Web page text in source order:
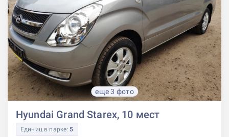
еще 3 фото
Hyundai Grand Starex, 10 мест
Единиц в парке: 5